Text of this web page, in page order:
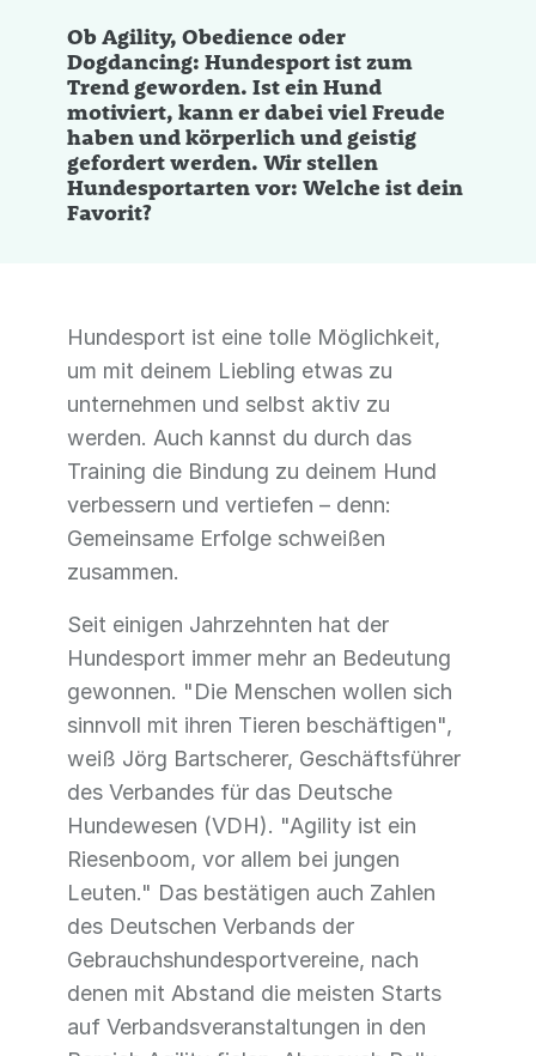
Ob Agility, Obedience oder
Dogdancing: Hundesport ist zum
Trend geworden. Ist ein Hund
motiviert, kann er dabei viel Freude
haben und körperlich und geistig
gefordert werden. Wir stellen
Hundesportarten vor: Welche ist dein
Favorit?
Hundesport ist eine tolle Möglichkeit,
um mit deinem Liebling etwas zu
unternehmen und selbst aktiv zu
werden. Auch kannst du durch das
Training die Bindung zu deinem Hund
verbessern und vertiefen – denn:
Gemeinsame Erfolge schweißen
zusammen.
Seit einigen Jahrzehnten hat der
Hundesport immer mehr an Bedeutung
gewonnen. "Die Menschen wollen sich
sinnvoll mit ihren Tieren beschäftigen",
weiß Jörg Bartscherer, Geschäftsführer
des Verbandes für das Deutsche
Hundewesen (VDH). "Agility ist ein
Riesenboom, vor allem bei jungen
Leuten." Das bestätigen auch Zahlen
des Deutschen Verbands der
Gebrauchshundesportvereine, nach
denen mit Abstand die meisten Starts
auf Verbandsveranstaltungen in den